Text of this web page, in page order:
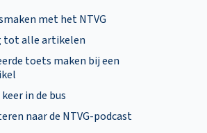
met het NTVG
tot alle artikelen
toets maken bij een
in de bus
naar de NTVG-podcast